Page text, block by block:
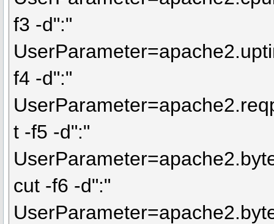
f3 -d":"
f4 -d":"
t -f5 -d":"
cut -f6 -d":"